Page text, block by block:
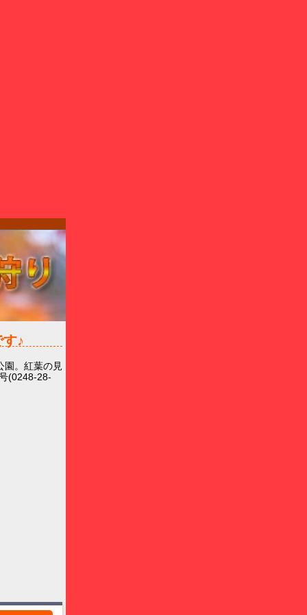
♪
。紅葉の見
(0248-28-